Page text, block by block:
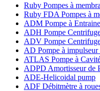
Ruby Pompes à
Ruby FDA Pompes à
ADM Pompe à
ADH Pompe
ADV Pompe
AD Pompe à
ATLAS Pompe à
ADPD Amortisseur de
ADE-Helicoidal pump
ADF Débitmètre à